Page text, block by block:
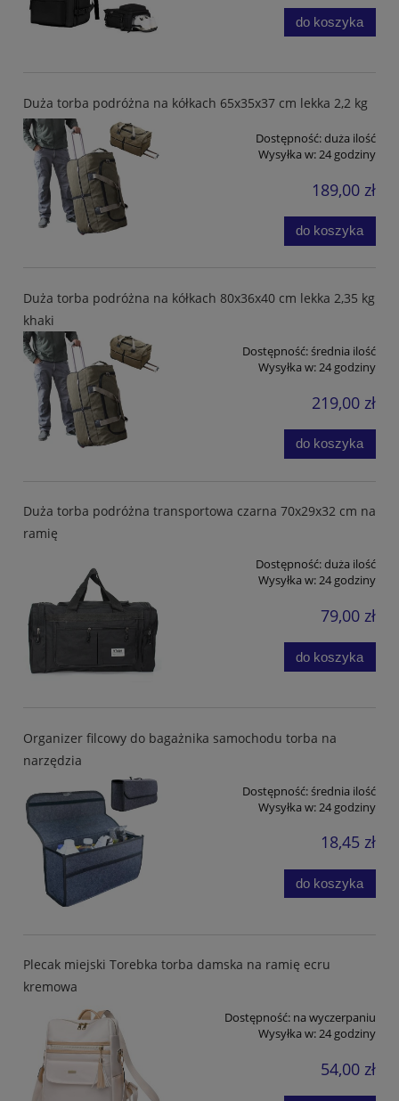
do koszyka
Duża torba podróżna na kółkach 65x35x37 cm lekka 2,2 kg
Dostępność:duża ilość
Wysyłka w:24 godziny
189,00 zł
do koszyka
Duża torba podróżna na kółkach 80x36x40 cm lekka 2,35 kg
khaki
Dostępność:średnia ilość
Wysyłka w:24 godziny
219,00 zł
do koszyka
Duża torba podróżna transportowa czarna 70x29x32 cm na
ramię
Dostępność:duża ilość
Wysyłka w:24 godziny
79,00 zł
do koszyka
Organizer filcowy do bagażnika samochodu torba na
narzędzia
Dostępność:średnia ilość
Wysyłka w:24 godziny
18,45 zł
do koszyka
Plecak miejski Torebka torba damska na ramię ecru
kremowa
Dostępność: na wyczerpaniu
Wysyłka w:24 godziny
54,00 zł